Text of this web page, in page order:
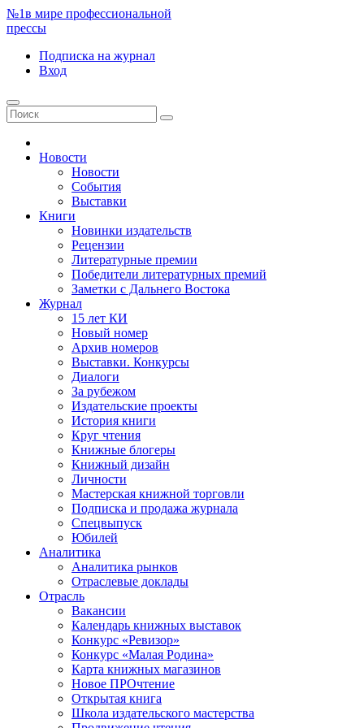
№1в мире профессиональной
прессы
Подписка на журнал
Вход
Новости
Новости
События
Выставки
Книги
Новинки издательств
Рецензии
Литературные премии
Победители литературных премий
Заметки с Дальнего Востока
Журнал
15 лет КИ
Новый номер
Архив номеров
Выставки. Конкурсы
Диалоги
За рубежом
Издательские проекты
История книги
Круг чтения
Книжные блогеры
Книжный дизайн
Личности
Мастерская книжной торговли
Подписка и продажа журнала
Спецвыпуск
Юбилей
Аналитика
Аналитика рынков
Отраслевые доклады
Отрасль
Вакансии
Календарь книжных выставок
Конкурс «Ревизор»
Конкурс «Малая Родина»
Карта книжных магазинов
Новое ПРОчтение
Открытая книга
Школа издательского мастерства